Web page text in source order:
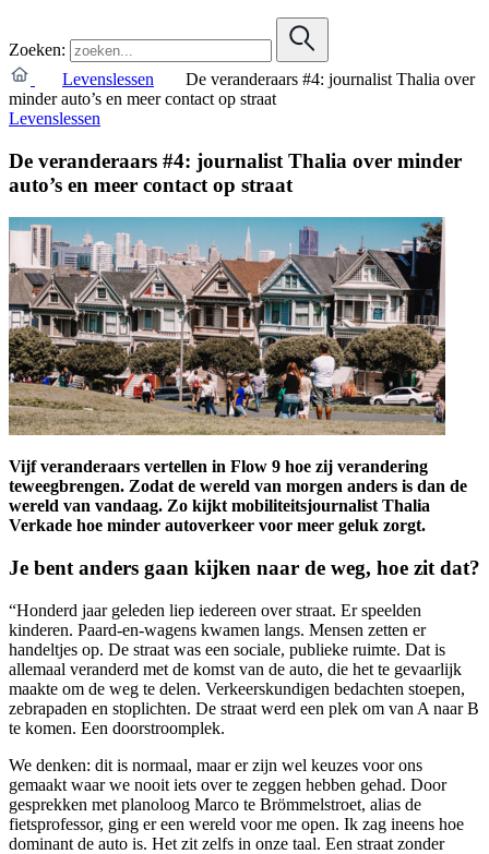
Zoeken:
Levenslessen
De veranderaars #4: journalist Thalia over
minder auto’s en meer contact op straat
Levenslessen
De veranderaars #4: journalist Thalia over minder
auto’s en meer contact op straat
Vijf veranderaars vertellen in Flow 9 hoe zij verandering
teweegbrengen. Zodat de wereld van morgen anders is dan de
wereld van vandaag. Zo kijkt mobiliteitsjournalist Thalia
Verkade hoe minder autoverkeer voor meer geluk zorgt.
Je bent anders gaan kijken naar de weg, hoe zit dat?
“Honderd jaar geleden liep iedereen over straat. Er speelden
kinderen. Paard-en-wagens kwamen langs. Mensen zetten er
handeltjes op. De straat was een sociale, publieke ruimte. Dat is
allemaal veranderd met de komst van de auto, die het te gevaarlijk
maakte om de weg te delen. Verkeerskundigen bedachten stoepen,
zebrapaden en stoplichten. De straat werd een plek om van A naar B
te komen. Een doorstroomplek.
We denken: dit is normaal, maar er zijn wel keuzes voor ons
gemaakt waar we nooit iets over te zeggen hebben gehad. Door
gesprekken met planoloog Marco te Brömmelstroet, alias de
fietsprofessor, ging er een wereld voor me open. Ik zag ineens hoe
dominant de auto is. Het zit zelfs in onze taal. Een straat zonder